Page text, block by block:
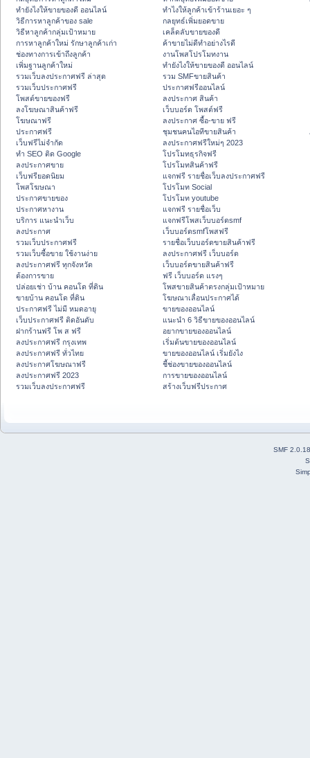
ทํายังไงให้ขายของดี ออนไลน์
วิธีการหาลูกค้าของ sale
วิธีหาลูกค้ากลุ่มเป้าหมาย
การหาลูกค้าใหม่ รักษาลูกค้าเก่า
ช่องทางการเข้าถึงลูกค้า
เพิ่มฐานลูกค้าใหม่
รวมเว็บลงประกาศฟรี ล่าสุด
รวมเว็บประกาศฟรี
โพสต์ขายของฟรี
ลงโฆษณาสินค้าฟรี
โฆษณาฟรี
ประกาศฟรี
เว็บฟรีไม่จำกัด
ทำ SEO ติด Google
ลงประกาศขาย
เว็บฟรียอดนิยม
โพสโฆษณา
ประกาศขายของ
ประกาศหางาน
บริการ แนะนำเว็บ
ลงประกาศ
รวมเว็บประกาศฟรี
รวมเว็บซื้อขาย ใช้งานง่าย
ลงประกาศฟรี ทุกจังหวัด
ต้องการขาย
ปล่อยเช่า บ้าน คอนโด ที่ดิน
ขายบ้าน คอนโด ที่ดิน
ประกาศฟรี ไม่มี หมดอายุ
เว็บประกาศฟรี ติดอันดับ
ฝากร้านฟรี โพ ส ฟรี
ลงประกาศฟรี กรุงเทพ
ลงประกาศฟรี ทั่วไทย
ลงประกาศโฆษณาฟรี
ลงประกาศฟรี 2023
รวมเว็บลงประกาศฟรี
ทําไงให้ลูกค้าเข้าร้านเยอะ ๆ
กลยุทธ์เพิ่มยอดขาย
เคล็ดลับขายของดี
ค้าขายไม่ดีทำอย่างไรดี
งานโพสโปรโมทงาน
ทํายังไงให้ขายของดี ออนไลน์
รวม SMFขายสินค้า
ประกาศฟรีออนไลน์
ลงประกาศ สินค้า
เว็บบอร์ด โพสต์ฟรี
ลงประกาศ ซื้อ-ขาย ฟรี
ชุมชนคนไอทีขายสินค้า
ลงประกาศฟรีใหม่ๆ 2023
โปรโมทธุรกิจฟรี
โปรโมทสินค้าฟรี
แจกฟรี รายชื่อเว็บลงประกาศฟรี
โปรโมท Social
โปรโมท youtube
แจกฟรี รายชื่อเว็บ
แจกฟรีโพสเว็บบอร์ดsmf
เว็บบอร์ดsmfโพสฟรี
รายชื่อเว็บบอร์ดขายสินค้าฟรี
ลงประกาศฟรี เว็บบอร์ด
เว็บบอร์ดขายสินค้าฟรี
ฟรี เว็บบอร์ด แรงๆ
โพสขายสินค้าตรงกลุ่มเป้าหมาย
โฆษณาเลื่อนประกาศได้
ขายของออนไลน์
แนะนำ 6 วิธีขายของออนไลน์
อยากขายของออนไลน์
เริ่มต้นขายของออนไลน์
ขายของออนไลน์ เริ่มยังไง
ชี้ช่องขายของออนไลน์
การขายของออนไลน์
สร้างเว็บฟรีประกาศ
SMF 2.0.18